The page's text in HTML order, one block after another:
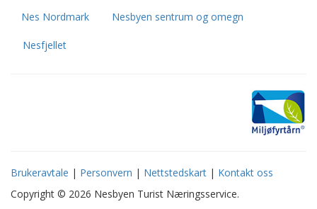
Nes Nordmark Nesbyen sentrum og omegn
Nesfjellet
Brukeravtale | Personvern | Nettstedskart | Kontakt oss
Copyright © 2026 Nesbyen Turist Næringsservice.